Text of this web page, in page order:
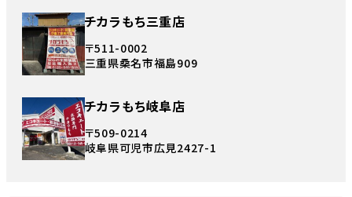
チカラもち三重店
〒511-0002
三重県桑名市福島909
チカラもち岐阜店
〒509-0214
岐阜県可児市広見2427-1